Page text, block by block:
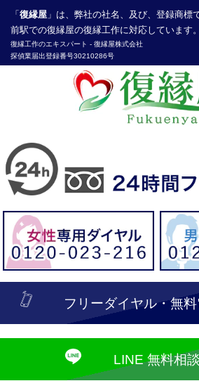
「 復縁屋 」は、弊社の社名、及び、登録商標
前駅での復縁屋の復縁工作に対応しています。
復縁工作のエキスパート - 復縁屋株式会社
探偵業届出登録番号30210286号
フリーダイヤル・無
LINE 無料相談